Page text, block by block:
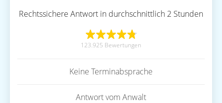
Rechtssichere Antwort in durchschnittlich 2 Stunden
123.925 Bewertungen
Keine Terminabsprache
Antwort vom Anwalt